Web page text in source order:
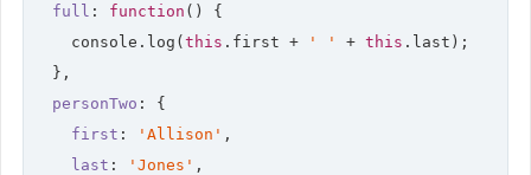
full : function ( ) {
console .log(this .first + ' ' + this .last);
  },
personTwo : {
first : 'Allison' ,
last : 'Jones' ,